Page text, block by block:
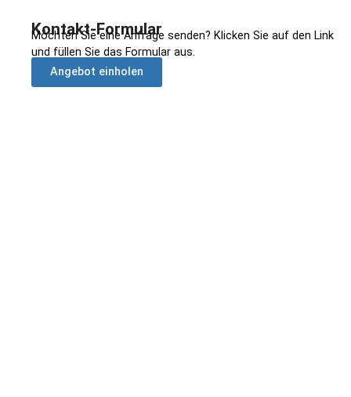
Kontakt-Formular
Möchten Sie eine Anfrage senden? Klicken Sie auf den Link
und füllen Sie das Formular aus.
Angebot einholen